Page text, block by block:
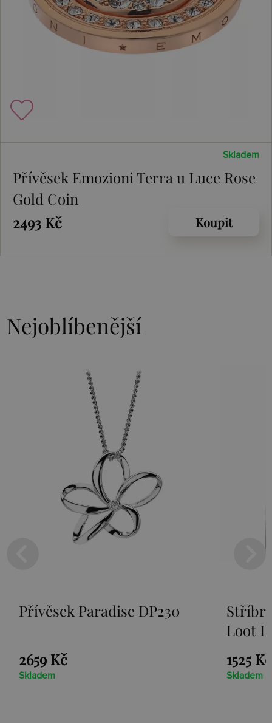
Skladem
Přívěsek Emozioni Terra u Luce Rose
Gold Coin
2493 Kč
Koupit
Nejoblíbenější
Přívěsek Paradise DP230
2659 Kč
Skladem
Loot
1525 Kč
Skladem